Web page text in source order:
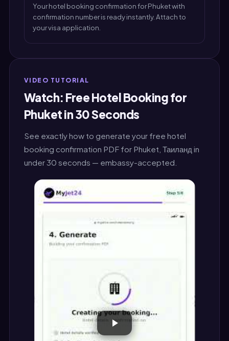
Your hotel booking confirmation for Phuket with
confirmation number is ready instantly. Attach to
your visa application.
VIDEO TUTORIAL
Watch: Free Hotel Booking for
Phuket in 30 Seconds
See exactly how to generate your free hotel
booking confirmation PDF for Phuket, Таиланд in
under 30 seconds — embassy-accepted.